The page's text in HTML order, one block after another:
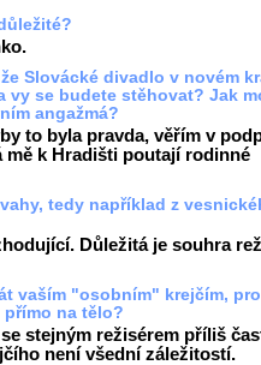
Slovácké divadlo v novém
vy se budete stěhovat? Jak
angažmá?
to byla pravda, věřím v
mě k Hradišti poutají rodinné
tedy například z
Důležitá je souhra
vaším "osobním" krejčím,
na tělo?
stejným režisérem příliš
není všední záležitostí.